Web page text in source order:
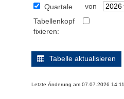
Quartale
von
Tabellenkopf
fixieren:
Tabelle aktualisieren
Letzte Änderung am 07.07.2026 14:11